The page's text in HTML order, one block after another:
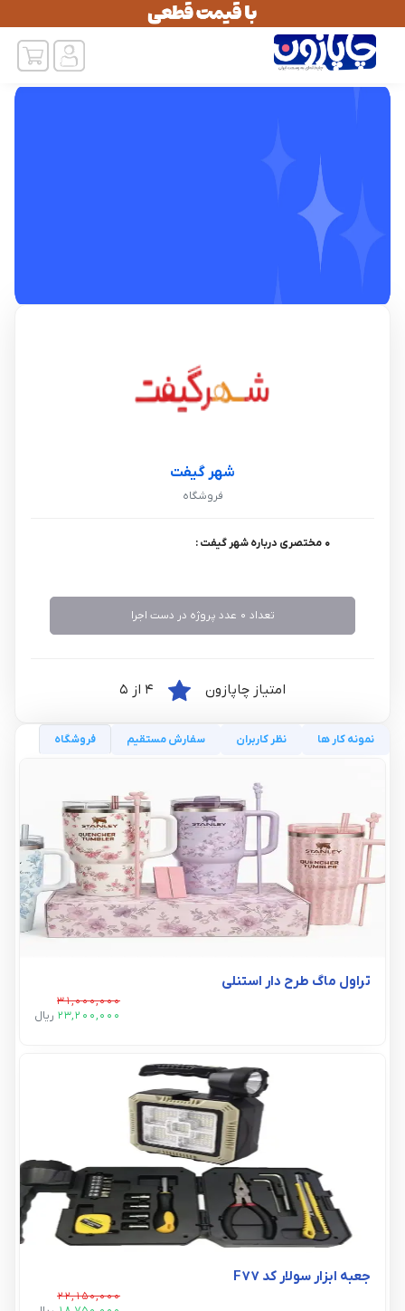
شهر گیفت
فروشگاه
0 مختصری درباره شهر گیفت :
تعداد 0 عدد پروژه در دست اجرا
امتیاز چاپازون
نمونه کار ها نظر کاربران سفارش مستقیم فروشگاه
تراول ماگ طرح دار استنلی
31,000,000
23,200,000 ريال
جعبه ابزار سولار کد F77
22,150,000